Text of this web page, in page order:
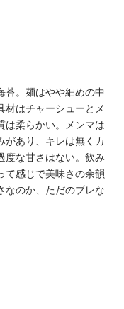
苔。麺はやや細めの中
材はチャーシューとメ
は柔らかい。メンマは
があり、キレは無くカ
度な甘さはない。飲み
て感じで美味さの余韻
なのか、ただのブレな